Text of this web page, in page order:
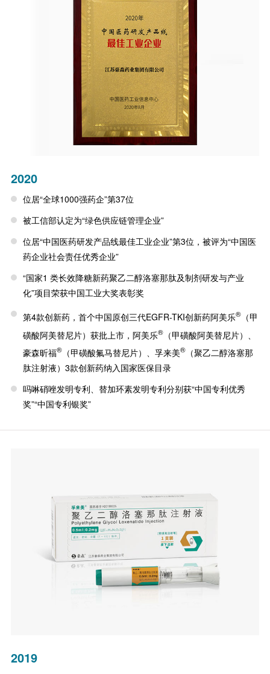
2020
位居“全球1000强药企”第37位
被工信部认定为“绿色供应链管理企业”
位居“中国医药研发产品线最佳工业企业”第3位，被评为“中国医
药企业社会责任优秀企业”
“国家1 类长效降糖新药聚乙二醇洛塞那肽及制剂研发与产业
化”项目荣获中国工业大奖表彰奖
第4款创新药，首个中国原创三代EGFR-TKI创新药阿美乐®（甲
磺酸阿美替尼片）获批上市，阿美乐®（甲磺酸阿美替尼片）、
豪森昕福®（甲磺酸氟马替尼片）、孚来美®（聚乙二醇洛塞那
肽注射液）3款创新药纳入国家医保目录
吗啉硝唑发明专利、替加环素发明专利分别获“中国专利优秀
奖”“中国专利银奖”
2019